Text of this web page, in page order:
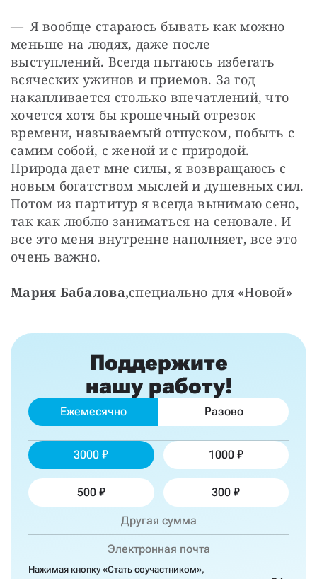
— Я вообще стараюсь бывать как можно
меньше на людях, даже после
выступлений. Всегда пытаюсь избегать
всяческих ужинов и приемов. За год
накапливается столько впечатлений, что
хочется хотя бы крошечный отрезок
времени, называемый отпуском, побыть с
самим собой, с женой и с природой.
Природа дает мне силы, я возвращаюсь с
новым богатством мыслей и душевных сил.
Потом из партитур я всегда вынимаю сено,
так как люблю заниматься на сеновале. И
все это меня внутренне наполняет, все это
очень важно.
Мария Бабалова,специально для «Новой»
Поддержите
нашу работу!
Ежемесячно Разово
3000 1000
500 300
Нажимая кнопку «Стать соучастником»,